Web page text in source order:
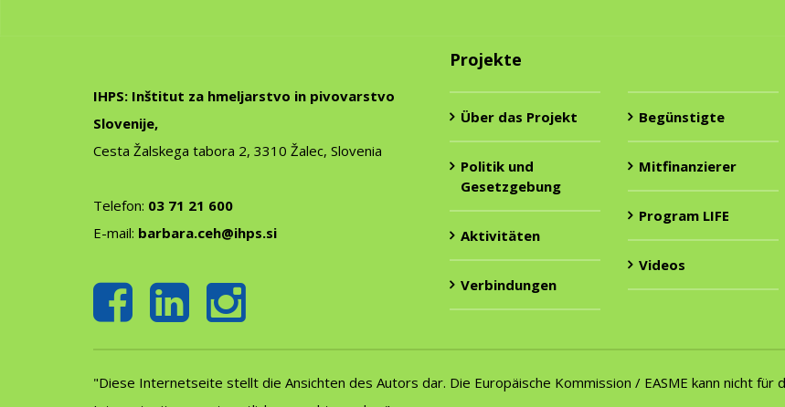
IHPS: Inštitut za hmeljarstvo in pivovarstvo
Slovenije,
Cesta Žalskega tabora 2, 3310 Žalec, Slovenia
Telefon: 03 71 21 600
E-mail: barbara.ceh@ihps.si
Projekte
Über das Projekt
Politik und
Gesetzgebung
Aktivitäten
Verbindungen
Begünstigte
Mitfinanzierer
Program LIFE
Videos
"Diese Internetseite stellt die Ansichten des Autors dar. Die Europäische Kommission / EASME kann nicht